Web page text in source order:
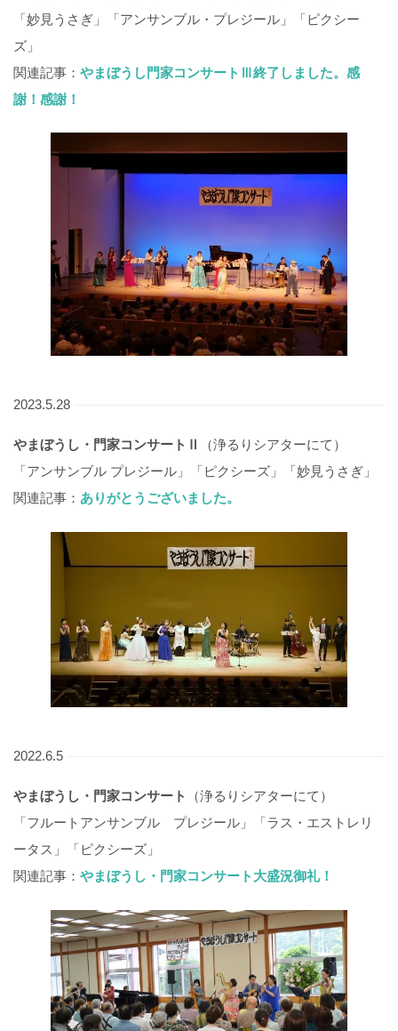
「妙見うさぎ」「アンサンブル・プレジール」「ピクシー
ズ」
関連記事： やまぼうし門家コンサートⅢ終了しました。感
謝！感謝！
2023.5.28
やまぼうし・門家コンサートⅡ
（浄るりシアターにて）
「アンサンブル プレジール」「ピクシーズ」「妙見うさぎ」
関連記事： ありがとうございました。
2022.6.5
やまぼうし・門家コンサート
（浄るりシアターにて）
「フルートアンサンブル プレジール」「ラス・エストレリ
ータス」「ピクシーズ」
関連記事： やまぼうし・門家コンサート大盛況御礼！